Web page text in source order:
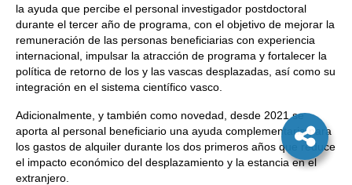
la ayuda que percibe el personal investigador postdoctoral
durante el tercer año de programa, con el objetivo de mejorar la
remuneración de las personas beneficiarias con experiencia
internacional, impulsar la atracción de programa y fortalecer la
política de retorno de los y las vascas desplazadas, así como su
integración en el sistema científico vasco.
Adicionalmente, y también como novedad, desde 2021 se
aporta al personal beneficiario una ayuda complementaria para
los gastos de alquiler durante los dos primeros años que reduce
el impacto económico del desplazamiento y la estancia en el
extranjero.